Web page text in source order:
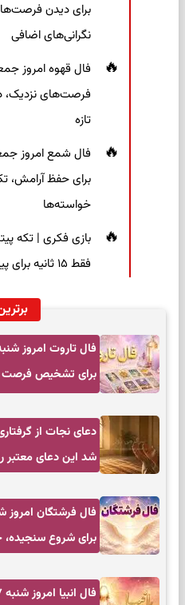
برای دیدن
نگرانی‌های اضافی
فرصت‌های نزدیک،
تازه
برای حفظ آرامش،
خواسته‌ها
بازی فکری | تکه
فقط ۱۵ ثانیه برای پیداکردنش وقت دارید
برای تشخیص فرصت
دعای نجات از
شد این دعای معتبر
برای شروع